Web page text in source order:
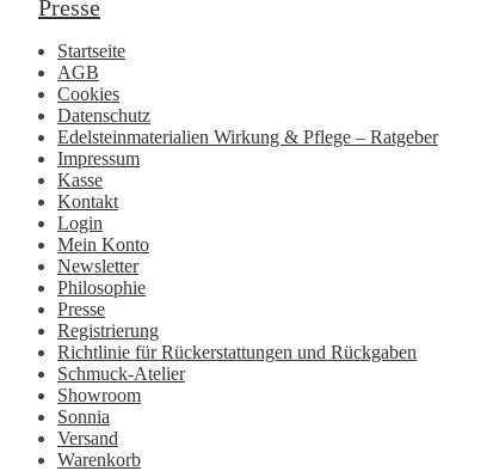
Presse
Startseite
AGB
Cookies
Datenschutz
Edelsteinmaterialien Wirkung & Pflege – Ratgeber
Impressum
Kasse
Kontakt
Login
Mein Konto
Newsletter
Philosophie
Presse
Registrierung
Richtlinie für Rückerstattungen und Rückgaben
Schmuck-Atelier
Showroom
Sonnia
Versand
Warenkorb